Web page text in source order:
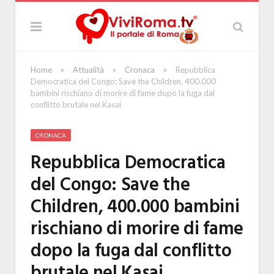
Home » Attualità » Cronaca »
Repubblica
Democratica del Congo: Save the Children, 400.000
bambini rischiano di morire di fame dopo la fuga dal
conflitto brutale nel Kasai
CRONACA
Repubblica Democratica
del Congo: Save the
Children, 400.000 bambini
rischiano di morire di fame
dopo la fuga dal conflitto